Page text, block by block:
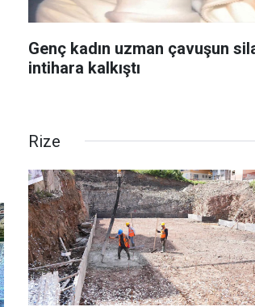
Genç kadın uzman çavuşun
intihara kalkıştı
Rize